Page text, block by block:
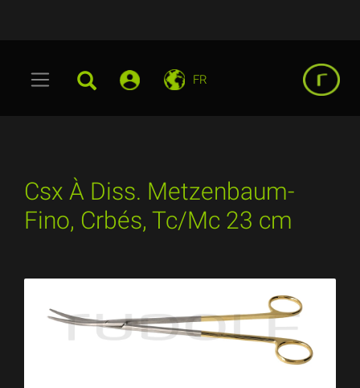
FR
Csx À Diss. Metzenbaum-
Fino, Crbés, Tc/Mc 23 cm